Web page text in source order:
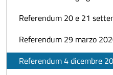
Referendum 20 e 21
Referendum 29 marzo
Referendum 4 dicembre